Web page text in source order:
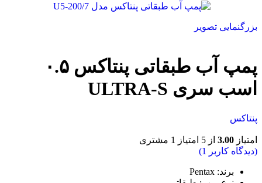
بزرگنمایی تصویر
پمپ آب طبقاتی پنتاکس ۰.۵
اسب سری ULTRA-S
پنتاکس
امتیاز 3.00 از 5 امتیاز 1 مشتری
(دیدگاه کاربر
1
)
برند: Pentax